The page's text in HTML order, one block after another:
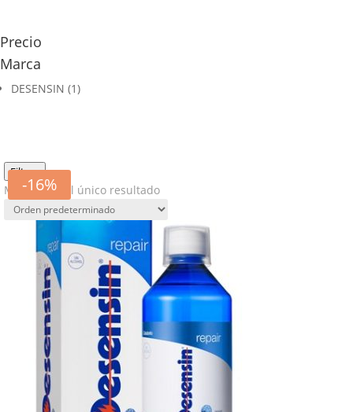
Precio
Marca
DESENSIN (1)
Filtros
Mostrando el único resultado
-16%